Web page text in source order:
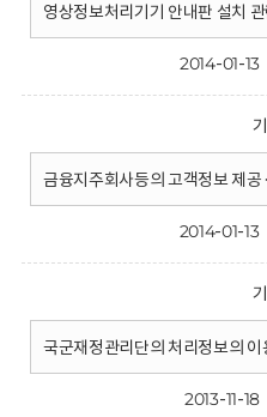
영상정보처리기기 안내판 설치
2014-01-13
금융지주회사등의 고객정보 제공
2014-01-13
국군재정관리단의 처리정보의 이
2013-11-18